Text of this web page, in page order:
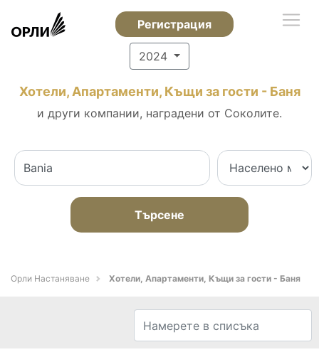
Регистрация
2024
Хотели, Апартаменти, Къщи за гости - Баня
и други компании, наградени от Соколите.
Търсене
Орли Настаняване Хотели, Апартаменти, Къщи за гости - Баня